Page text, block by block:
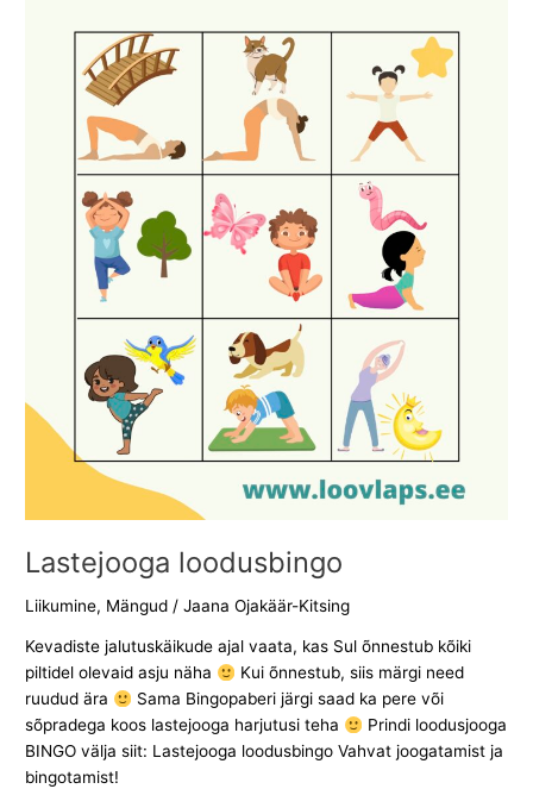
Lastejooga loodusbingo
Liikumine, Mängud /Jaana Ojakäär-Kitsing
Kevadiste jalutuskäikude ajal vaata, kas Sul õnnestub kõiki
piltidel olevaid asju näha
Kui õnnestub, siis märgi need
ruudud ära
Sama Bingopaberi järgi saad ka pere või
sõpradega koos lastejooga harjutusi teha
Prindi loodusjooga
BINGO välja siit: Lastejooga loodusbingo Vahvat joogatamist ja
bingotamist!